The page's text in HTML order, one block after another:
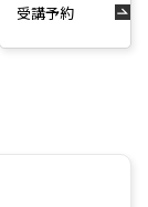
受講予約